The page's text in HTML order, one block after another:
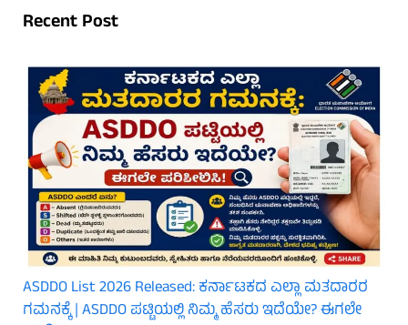
Recent Post
ASDDO List 2026 Released: ಕರ್ನಾಟಕದ ಎಲ್ಲಾ ಮತದಾರರ
ಗಮನಕ್ಕೆ | ASDDO ಪಟ್ಟಿಯಲ್ಲಿ ನಿಮ್ಮ ಹೆಸರು ಇದೆಯೇ? ಈಗಲೇ